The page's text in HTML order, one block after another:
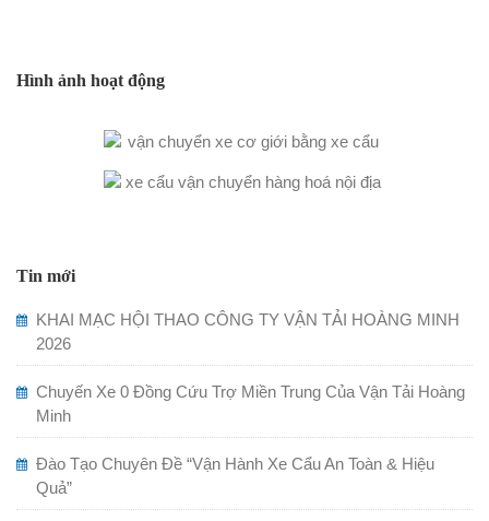
Hình ảnh hoạt động
Tin mới
KHAI MẠC HỘI THAO CÔNG TY VẬN TẢI HOÀNG MINH
2026
Chuyến Xe 0 Đồng Cứu Trợ Miền Trung Của Vận Tải Hoàng
Minh
Đào Tạo Chuyên Đề “Vận Hành Xe Cẩu An Toàn & Hiệu
Quả”